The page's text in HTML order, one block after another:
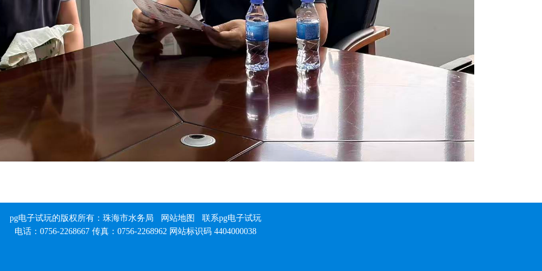
pg电子试玩的版权所有：珠海市水务局 网站地图
联系pg电子试玩
电话：0756-2268667 传真：0756-2268962 网站标识码 4404000038